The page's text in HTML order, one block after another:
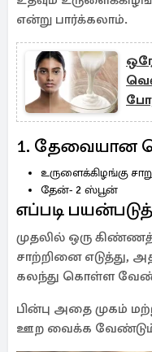
என்று பார்க்கலாம்.
1. தேவையான
உருளைக்கிழங்கு
தேன்- 2 ஸ்பூன்
எப்படி
முதலில் ஒரு
சாற்றினை எடுத்து,
கலந்து கொள்ள
பின்பு அதை முகம்
ஊற வைக்க